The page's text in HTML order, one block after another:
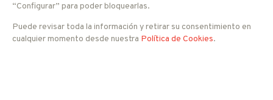
“Configurar” para poder bloquearlas.
Puede revisar toda la información y retirar su consentimiento en
cualquier momento desde nuestra Política de Cookies.